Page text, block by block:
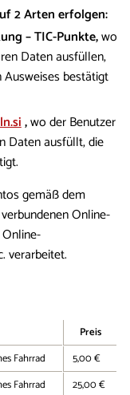
2 Arten erfolgen:
– TIC-Punkte,wo
Daten ausfüllen,
bestätigt
,wo der Benutzer
Daten ausfüllt, die
gemäß dem
Online-
verarbeitet.
Preis
Fahrrad
5,00 €
Fahrrad
25,00 €